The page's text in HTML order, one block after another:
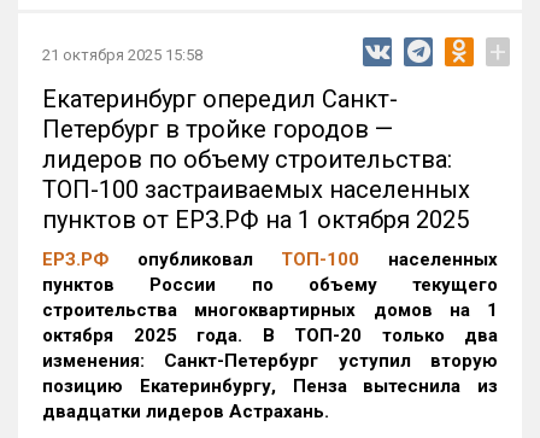
21 октября 2025 15:58 +
Екатеринбург опередил Санкт-
Петербург в тройке городов —
лидеров по объему строительства:
ТОП-100 застраиваемых населенных
пунктов от ЕРЗ.РФ на 1 октября 2025
ЕРЗ.РФ опубликовал ТОП-100 населенных
пунктов России по объему текущего
строительства многоквартирных домов на 1
октября 2025 года. В ТОП-20 только два
изменения: Санкт-Петербург уступил вторую
позицию Екатеринбургу, Пенза вытеснила из
двадцатки лидеров Астрахань.